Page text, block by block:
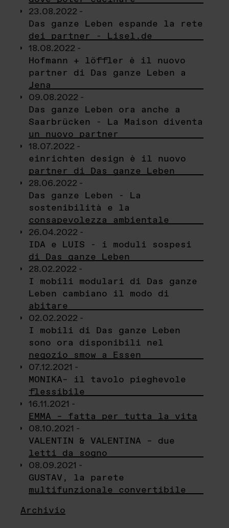
23.08.2022 -
Das ganze Leben espande la rete
dei partner - Lisel.de
18.08.2022 -
Hofmann + löffler è il nuovo
partner di Das ganze Leben a
Jena
09.08.2022 -
Das ganze Leben ora anche a
Saarbrücken - La Maison diventa
un nuovo partner
18.07.2022 -
einrichten design è il nuovo
partner di Das ganze Leben
28.06.2022 -
Das ganze Leben - La
sostenibilità e la
consapevolezza ambientale
26.04.2022 -
IDA e LUIS - i moduli sospesi
di Das ganze Leben
28.02.2022 -
I mobili modulari di Das ganze
Leben cambiano il modo di
abitare
02.02.2022 -
I mobili di Das ganze Leben
sono ora disponibili nel
negozio smow a Essen
07.12.2021 -
MONIKA– il tavolo pieghevole
flessibile
16.11.2021 -
EMMA – fatta per tutta la vita
08.10.2021 -
VALENTIN & VALENTINA – due
letti da sogno
08.09.2021 -
GUSTAV, la parete
multifunzionale convertibile
Archivio